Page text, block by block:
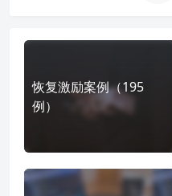
恢复激励案例（195
例）